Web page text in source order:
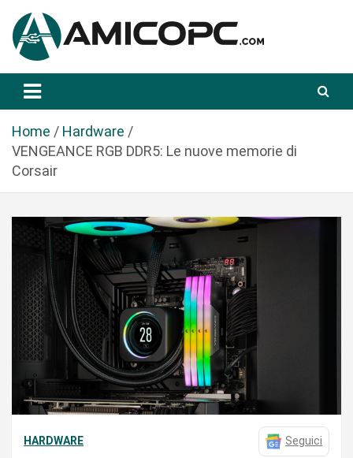
a
Amicopc.com
Home
Hardware
VENGEANCE RGB DDR5: Le nuove memorie di
Corsair
HARDWARE Seguici